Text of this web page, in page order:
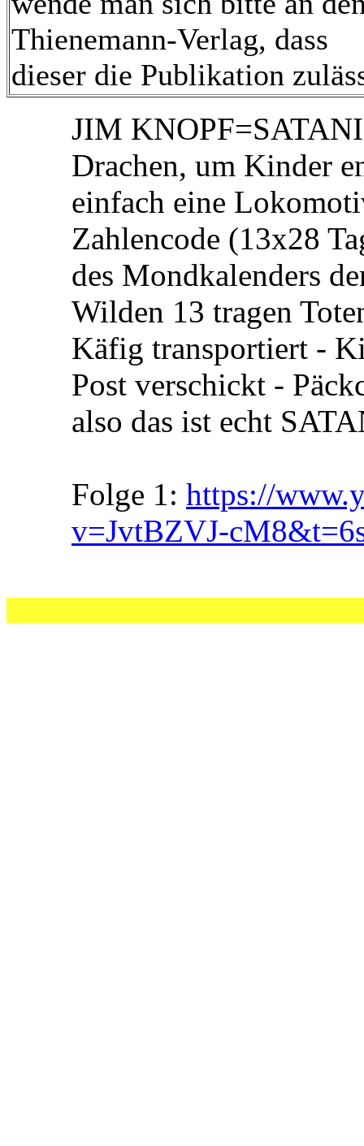
Thienemann-Verlag, dass
dieser die Publikation
JIM
Drachen, um Kinder
einfach eine
Zahlencode (13x28
des Mondkalenders
Wilden 13 tragen
Käfig transportiert -
Post verschickt -
also das ist echt
Folge 1: https://
v=JvtBZVJ-